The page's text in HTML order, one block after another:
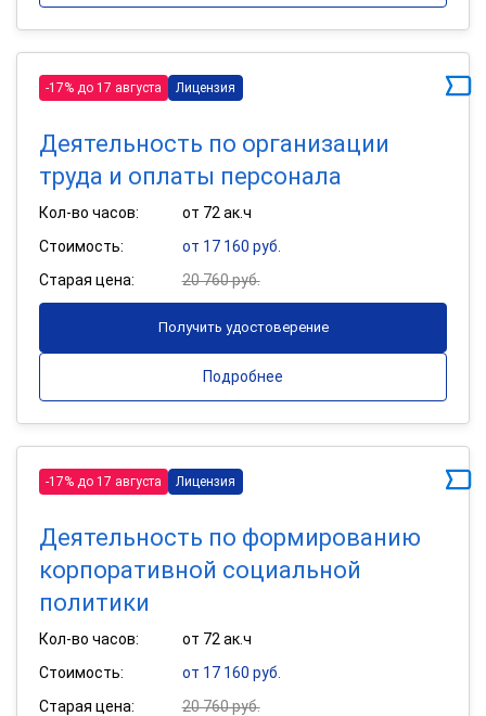
-17% до 17 августа Лицензия
Деятельность по организации
труда и оплаты персонала
Кол-во часов:
от 72 ак.ч
Стоимость:
от 17 160 руб.
Старая цена:
20 760 руб.
Получить удостоверение
Подробнее
-17% до 17 августа Лицензия
Деятельность по формированию
корпоративной социальной
политики
Кол-во часов:
от 72 ак.ч
Стоимость:
от 17 160 руб.
Старая цена:
20 760 руб.